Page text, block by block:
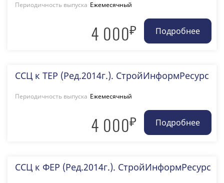
Периодичность выпуска Ежемесячный
4 000₽
ССЦ к ТЕР (Ред.2014г.). СтройИнформРесурс
Периодичность выпуска Ежемесячный
4 000₽
ССЦ к ФЕР (Ред.2014г.). СтройИнформРесурс